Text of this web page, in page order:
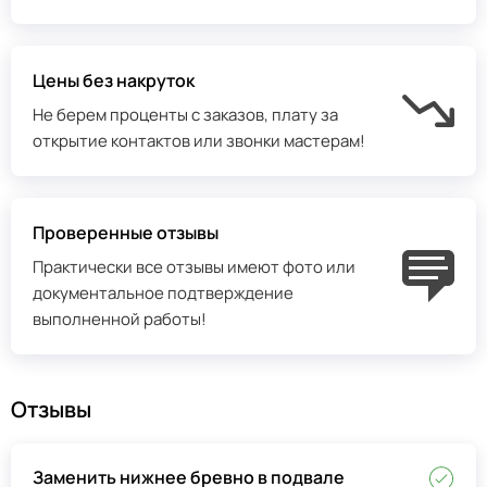
Цены без накруток
Не берем проценты с заказов, плату за
открытие контактов или звонки мастерам!
Проверенные отзывы
Практически все отзывы имеют фото или
документальное подтверждение
выполненной работы!
Отзывы
Заменить нижнее бревно в подвале